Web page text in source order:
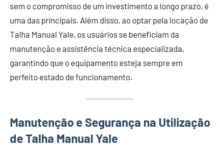
sem o compromisso de um investimento a longo prazo, é
uma das principais. Além disso, ao optar pela locação de
Talha Manual Yale, os usuários se beneficiam da
manutenção e assistência técnica especializada,
garantindo que o equipamento esteja sempre em
perfeito estado de funcionamento.
Manutenção e Segurança na Utilização
de Talha Manual Yale